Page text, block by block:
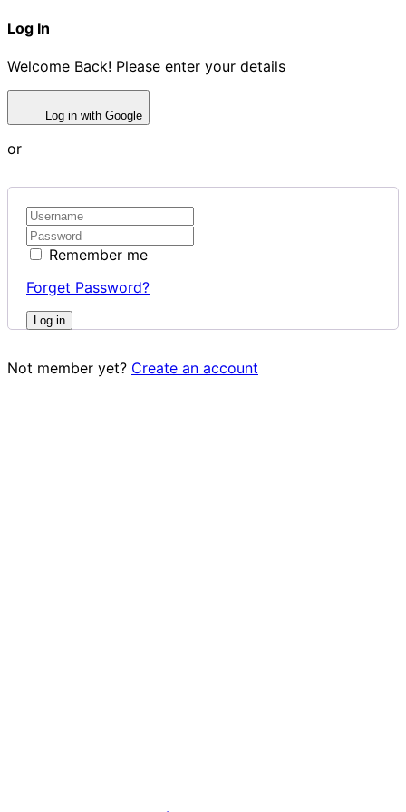
Log In
Welcome Back! Please enter your details
Log in with Google
or
Remember me
Forget Password?
Log in
Not member yet? Create an account